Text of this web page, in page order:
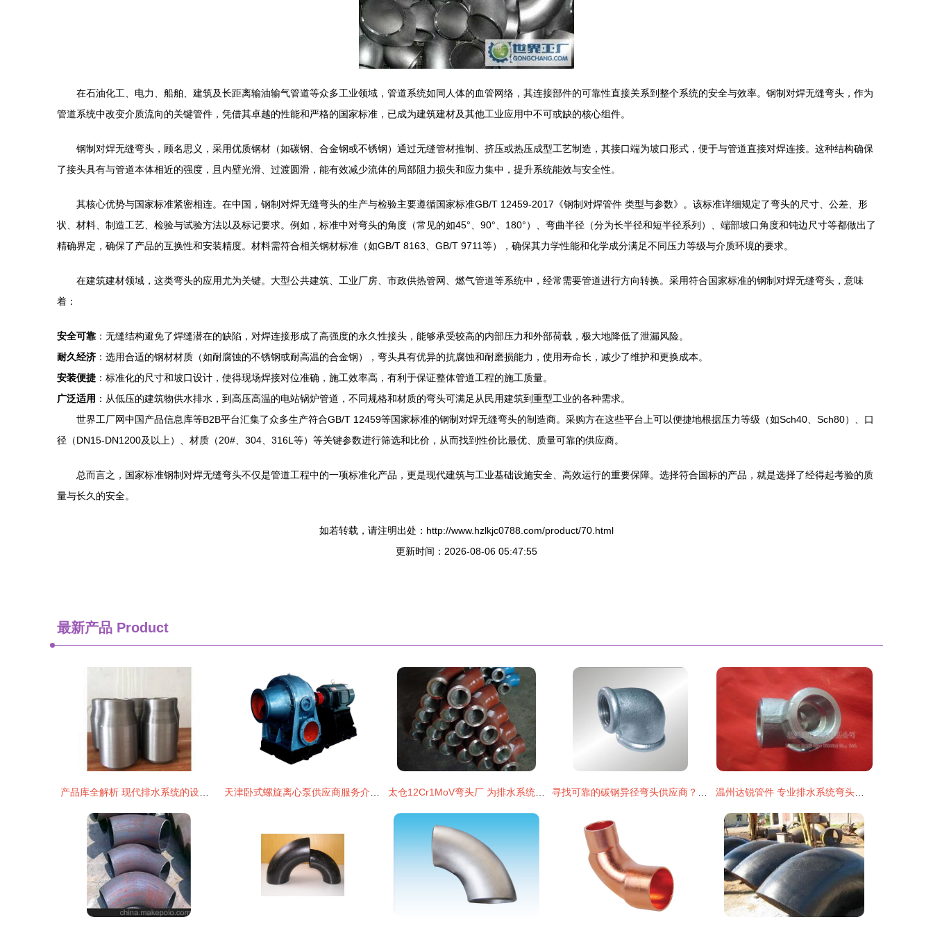
在石油化工、电力、船舶、建筑及长距离输油输气管道等众多工业领域，管道系统如同人体的血管网络，其连接部件的可靠性直接关系到整个系统的安全与效率。钢制对焊无缝弯头，作为
管道系统中改变介质流向的关键管件，凭借其卓越的性能和严格的国家标准，已成为建筑建材及其他工业应用中不可或缺的核心组件。
钢制对焊无缝弯头，顾名思义，采用优质钢材（如碳钢、合金钢或不锈钢）通过无缝管材推制、挤压或热压成型工艺制造，其接口端为坡口形式，便于与管道直接对焊连接。这种结构确保
了接头具有与管道本体相近的强度，且内壁光滑、过渡圆滑，能有效减少流体的局部阻力损失和应力集中，提升系统能效与安全性。
其核心优势与国家标准紧密相连。在中国，钢制对焊无缝弯头的生产与检验主要遵循国家标准GB/T 12459-2017《钢制对焊管件 类型与参数》。该标准详细规定了弯头的尺寸、公差、形
状、材料、制造工艺、检验与试验方法以及标记要求。例如，标准中对弯头的角度（常见的如45°、90°、180°）、弯曲半径（分为长半径和短半径系列）、端部坡口角度和钝边尺寸等都做出了
精确界定，确保了产品的互换性和安装精度。材料需符合相关钢材标准（如GB/T 8163、GB/T 9711等），确保其力学性能和化学成分满足不同压力等级与介质环境的要求。
在建筑建材领域，这类弯头的应用尤为关键。大型公共建筑、工业厂房、市政供热管网、燃气管道等系统中，经常需要管道进行方向转换。采用符合国家标准的钢制对焊无缝弯头，意味
着：
安全可靠 ：无缝结构避免了焊缝潜在的缺陷，对焊连接形成了高强度的永久性接头，能够承受较高的内部压力和外部荷载，极大地降低了泄漏风险。
耐久经济 ：选用合适的钢材材质（如耐腐蚀的不锈钢或耐高温的合金钢），弯头具有优异的抗腐蚀和耐磨损能力，使用寿命长，减少了维护和更换成本。
安装便捷 ：标准化的尺寸和坡口设计，使得现场焊接对位准确，施工效率高，有利于保证整体管道工程的施工质量。
广泛适用 ：从低压的建筑物供水排水，到高压高温的电站锅炉管道，不同规格和材质的弯头可满足从民用建筑到重型工业的各种需求。
世界工厂网中国产品信息库等B2B平台汇集了众多生产符合GB/T 12459等国家标准的钢制对焊无缝弯头的制造商。采购方在这些平台上可以便捷地根据压力等级（如Sch40、Sch80）、口
径（DN15-DN1200及以上）、材质（20#、304、316L等）等关键参数进行筛选和比价，从而找到性价比最优、质量可靠的供应商。
总而言之，国家标准钢制对焊无缝弯头不仅是管道工程中的一项标准化产品，更是现代建筑与工业基础设施安全、高效运行的重要保障。选择符合国标的产品，就是选择了经得起考验的质
量与长久的安全。
如若转载，请注明出处：http://www.hzlkjc0788.com/product/70.html
更新时间：2026-08-06 05:47:55
最新产品 Product